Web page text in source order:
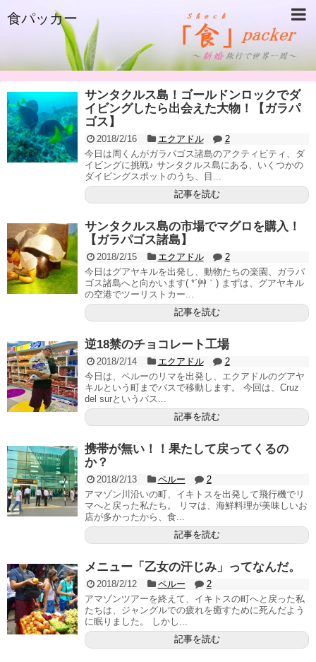
食パッカー
サンタクルス島！ゴールドンロックでダ
イビングしたら出会えた大物！【ガラパ
ゴス】
2018/2/16 エクアドル
2
今日は周くんがガラパゴス諸島のアクティビティ、ダ
イビングに挑戦♪ サンタクルス島にある、いくつかの
ダイビングスポットのうち、目...
記事を読む
サンタクルス島の市場でマグロを購入！
【ガラパゴス諸島】
2018/2/15 エクアドル
2
今日はグアヤキルを出発し、動物たちの楽園、ガラパ
ゴス諸島へと向かいます( *´艸｀) まずは、グアヤキル
の空港でツーリストカー...
記事を読む
逆18禁のチョコレート工場
2018/2/14 エクアドル
2
今日は、ペルーのリマを出発し、エクアドルのグアヤ
キルという町までバスで移動します。 今回は、Cruz
del surというバス...
記事を読む
携帯が無い！！果たして戻ってくるの
か？
2018/2/13 ペルー
2
アマゾン川沿いの町、イキトスを出発して飛行機でリ
マへと戻った私たち。 リマは、海鮮料理が美味しいお
店が多かったから、食...
記事を読む
メニュー「乙女の汗じみ」ってなんだ。
2018/2/12 ペルー
2
アマゾンツアーを終えて、イキトスの町へと戻った私
たちは、ジャングルでの疲れを癒すために死んだよう
に眠りました。 しかし...
記事を読む